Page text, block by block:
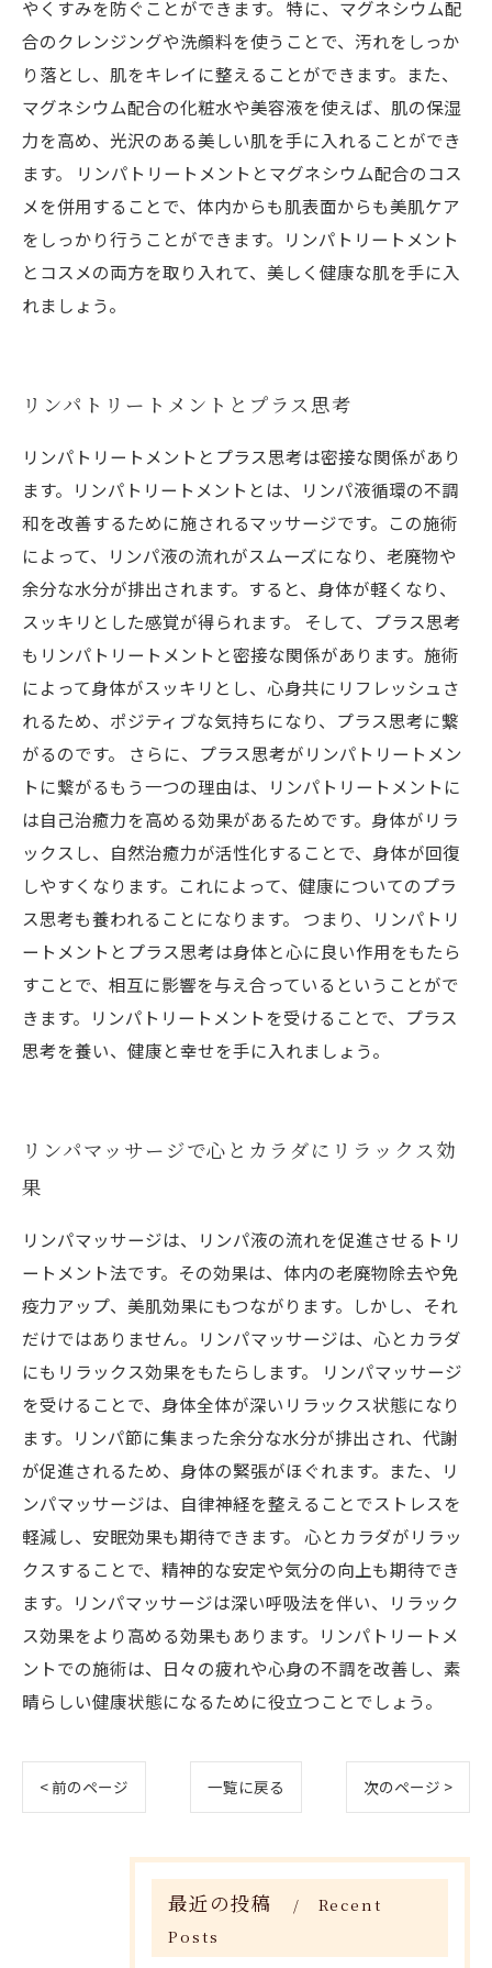
やくすみを防ぐことができます。 特に、マグネシウム配
合のクレンジングや洗顔料を使うことで、汚れをしっか
り落とし、肌をキレイに整えることができます。また、
マグネシウム配合の化粧水や美容液を使えば、肌の保湿
力を高め、光沢のある美しい肌を手に入れることができ
ます。 リンパトリートメントとマグネシウム配合のコス
メを併用することで、体内からも肌表面からも美肌ケア
をしっかり行うことができます。リンパトリートメント
とコスメの両方を取り入れて、美しく健康な肌を手に入
れましょう。
リンパトリートメントとプラス思考
リンパトリートメントとプラス思考は密接な関係があり
ます。リンパトリートメントとは、リンパ液循環の不調
和を改善するために施されるマッサージです。この施術
によって、リンパ液の流れがスムーズになり、老廃物や
余分な水分が排出されます。すると、身体が軽くなり、
スッキリとした感覚が得られます。 そして、プラス思考
もリンパトリートメントと密接な関係があります。施術
によって身体がスッキリとし、心身共にリフレッシュさ
れるため、ポジティブな気持ちになり、プラス思考に繋
がるのです。 さらに、プラス思考がリンパトリートメン
トに繋がるもう一つの理由は、リンパトリートメントに
は自己治癒力を高める効果があるためです。身体がリラ
ックスし、自然治癒力が活性化することで、身体が回復
しやすくなります。これによって、健康についてのプラ
ス思考も養われることになります。 つまり、リンパトリ
ートメントとプラス思考は身体と心に良い作用をもたら
すことで、相互に影響を与え合っているということがで
きます。リンパトリートメントを受けることで、プラス
思考を養い、健康と幸せを手に入れましょう。
リンパマッサージで心とカラダにリラックス効
果
リンパマッサージは、リンパ液の流れを促進させるトリ
ートメント法です。その効果は、体内の老廃物除去や免
疫力アップ、美肌効果にもつながります。しかし、それ
だけではありません。リンパマッサージは、心とカラダ
にもリラックス効果をもたらします。 リンパマッサージ
を受けることで、身体全体が深いリラックス状態になり
ます。リンパ節に集まった余分な水分が排出され、代謝
が促進されるため、身体の緊張がほぐれます。また、リ
ンパマッサージは、自律神経を整えることでストレスを
軽減し、安眠効果も期待できます。 心とカラダがリラッ
クスすることで、精神的な安定や気分の向上も期待でき
ます。リンパマッサージは深い呼吸法を伴い、リラック
ス効果をより高める効果もあります。リンパトリートメ
ントでの施術は、日々の疲れや心身の不調を改善し、素
晴らしい健康状態になるために役立つことでしょう。
< 前のページ 一覧に戻る 次のページ >
最近の投稿
Recent
Posts